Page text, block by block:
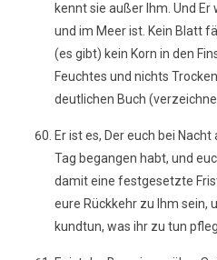
kennt sie außer Ihm. Und
und im Meer ist. Kein Blatt
(es gibt) kein Korn in den
Feuchtes und nichts
deutlichen Buch
Er ist es, Der euch bei
Tag begangen habt, und
damit eine festgesetzte
eure Rückkehr zu Ihm sein,
kundtun, was ihr zu tun